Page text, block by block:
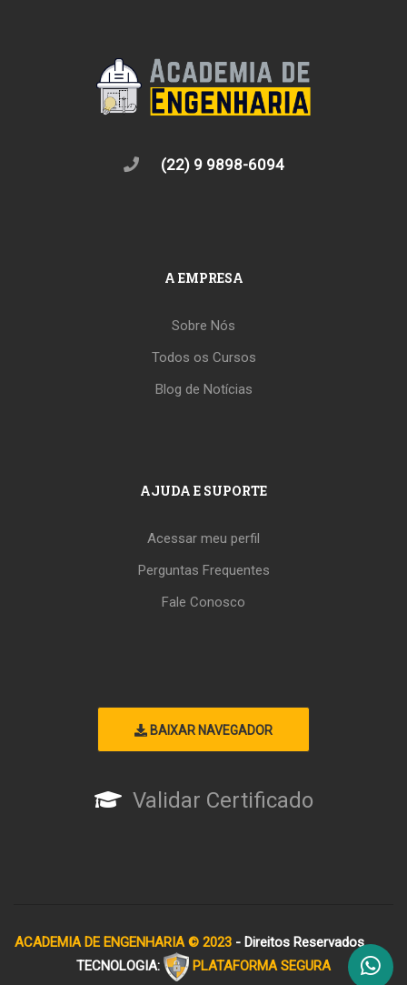
(22) 9 9898-6094
A EMPRESA
Sobre Nós
Todos os Cursos
Blog de Notícias
AJUDA E SUPORTE
Acessar meu perfil
Perguntas Frequentes
Fale Conosco
BAIXAR NAVEGADOR
Validar Certificado
ACADEMIA DE ENGENHARIA © 2023 - Direitos Reservados
TECNOLOGIA:
PLATAFORMA SEGURA